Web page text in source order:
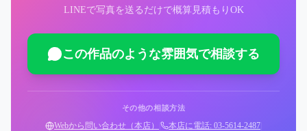
LINEで写真を送るだけで概算見積もりOK
この作品のような雰囲気で相談する
その他の相談方法
Webから問い合わせ（本店） 本店に電話: 03-5614-2487